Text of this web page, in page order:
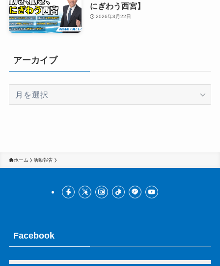
にぎわう西宮】
2026年3月22日
アーカイブ
ホーム 活動報告
Facebook